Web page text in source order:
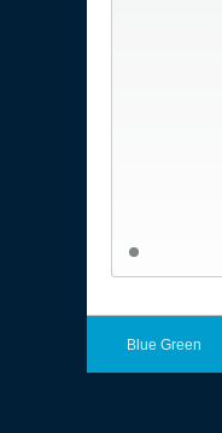
Blue Green